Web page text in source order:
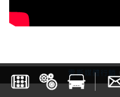
雷斯媒體行銷